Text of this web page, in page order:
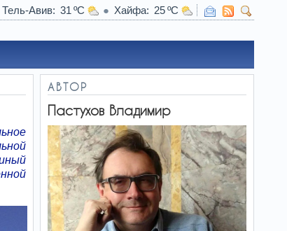
Тель-Авив 31 Хайфа
25
АВТОР
Пастухов Владимир